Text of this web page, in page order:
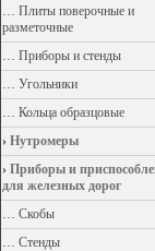
… Плиты поверочные и
разметочные
… Приборы и стенды
… Угольники
… Кольца образцовые
› Нутромеры
› Приборы и
для железных дорог
… Скобы
… Стенды